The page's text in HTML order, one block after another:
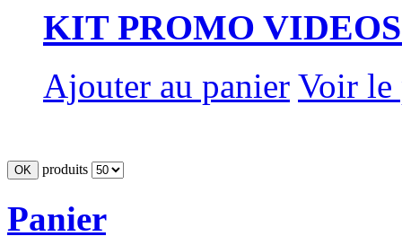
KIT PROMO
Ajouter au panier Voir le
produits
Panier